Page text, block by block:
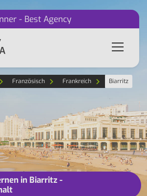
- Best Agency
Französisch Frankreich Biarritz
in Biarritz -